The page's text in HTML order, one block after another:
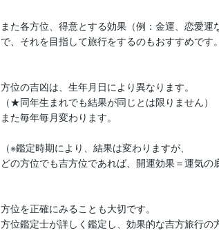
また各方位、得意とする効果（例：金運、恋愛運
で、それを目指して旅行をするのもおすすめです。
方位の吉凶は、生年月日により異なります。
（★同年生まれでも結果が同じとは限りません）
また毎年毎月変わります。
（※鑑定時期により、結果は変わりますが、
どの方位でも吉方位であれば、開運効果＝運気の
方位を正確にみることも大切です。
方位鑑定士が詳しく鑑定し、効果的な吉方旅行の